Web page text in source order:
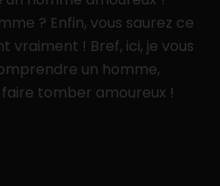
? Enfin, vous saurez ce
vraiment ! Bref, ici, je vous
un homme,
tomber amoureux !